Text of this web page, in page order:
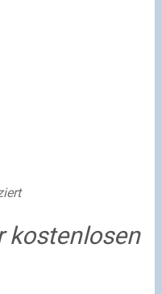
kostenlosen